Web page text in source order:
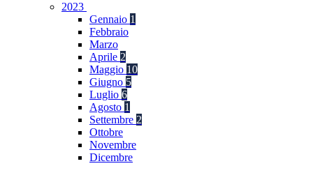
2023
Gennaio 1
Febbraio
Marzo
Aprile 2
Maggio 10
Giugno 5
Luglio 6
Agosto 1
Settembre 2
Ottobre
Novembre
Dicembre